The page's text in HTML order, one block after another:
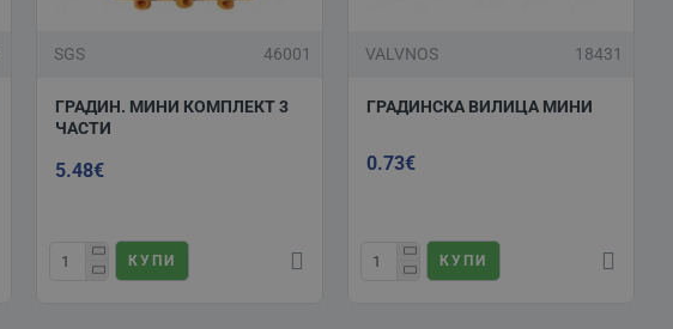
SGS 46001
ГРАДИН. МИНИ КОМПЛЕКТ 3
ЧАСТИ
5.48€
КУПИ
VALVNOS 18431
ГРАДИНСКА ВИЛИЦА МИНИ
0.73€
КУПИ